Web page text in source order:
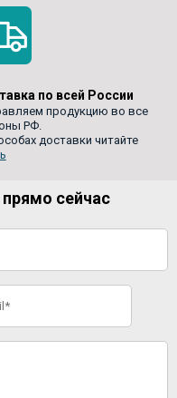
по всей России
продукцию во все
РФ.
доставки читайте
сейчас